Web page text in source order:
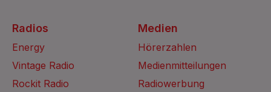
Radios
Energy
Vintage Radio
Rockit Radio
Medien
Hörerzahlen
Medienmitteilungen
Radiowerbung